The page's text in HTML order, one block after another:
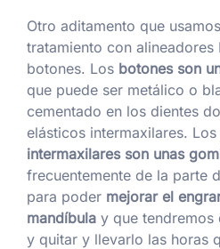
Otro aditamento que
tratamiento con alineadores
botones. Los botones son
que puede ser metálico o
cementado en los dientes
elásticos intermaxilares. Los
intermaxilares son unas
frecuentemente de la parte
para poder mejorar el
mandíbula y que tendremos
y quitar y llevarlo las horas